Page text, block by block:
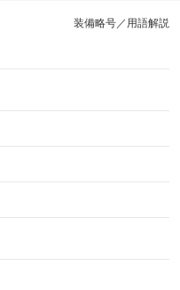
装備略号／用語解説